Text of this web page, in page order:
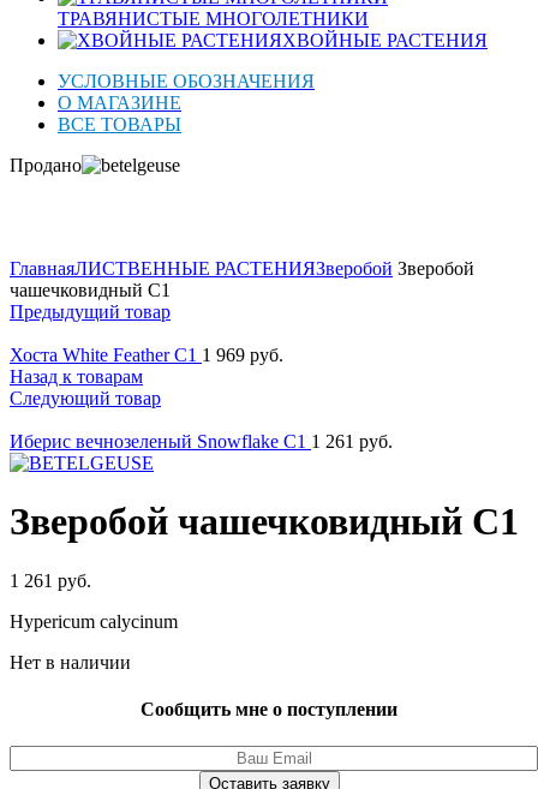
ТРАВЯНИСТЫЕ МНОГОЛЕТНИКИ
ХВОЙНЫЕ РАСТЕНИЯ
УСЛОВНЫЕ ОБОЗНАЧЕНИЯ
О МАГАЗИНЕ
ВСЕ ТОВАРЫ
Продано
ГлавнаяЛИСТВЕННЫЕ РАСТЕНИЯЗверобой Зверобой
чашечковидный C1
Предыдущий товар
Хоста White Feather C1 1 969 руб.
Назад к товарам
Следующий товар
Иберис вечнозеленый Snowflake C1 1 261 руб.
Зверобой чашечковидный C1
1 261 руб.
Hypericum calycinum
Нет в наличии
Сообщить мне о поступлении
Оставить заявку